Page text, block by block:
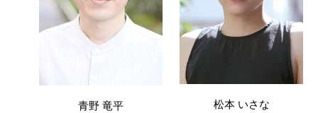
青野 竜平 松本 いさな